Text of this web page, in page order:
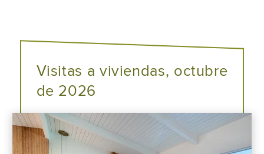
Visitas a viviendas, octubre
de 2026